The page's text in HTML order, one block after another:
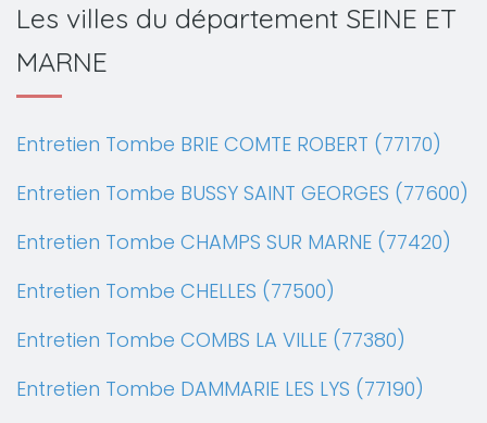
Les villes du département SEINE ET
MARNE
Entretien Tombe BRIE COMTE ROBERT (77170)
Entretien Tombe BUSSY SAINT GEORGES (77600)
Entretien Tombe CHAMPS SUR MARNE (77420)
Entretien Tombe CHELLES (77500)
Entretien Tombe COMBS LA VILLE (77380)
Entretien Tombe DAMMARIE LES LYS (77190)